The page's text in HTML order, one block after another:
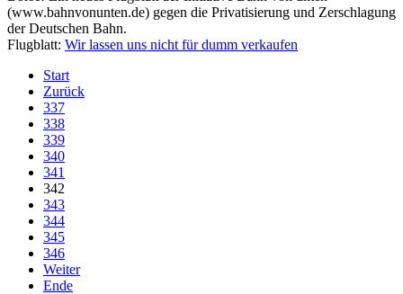
(www.bahnvonunten.de) gegen die Privatisierung und Zerschlagung
der Deutschen Bahn.
Flugblatt: Wir lassen uns nicht für dumm verkaufen
Start
Zurück
337
338
339
340
341
342
343
344
345
346
Weiter
Ende